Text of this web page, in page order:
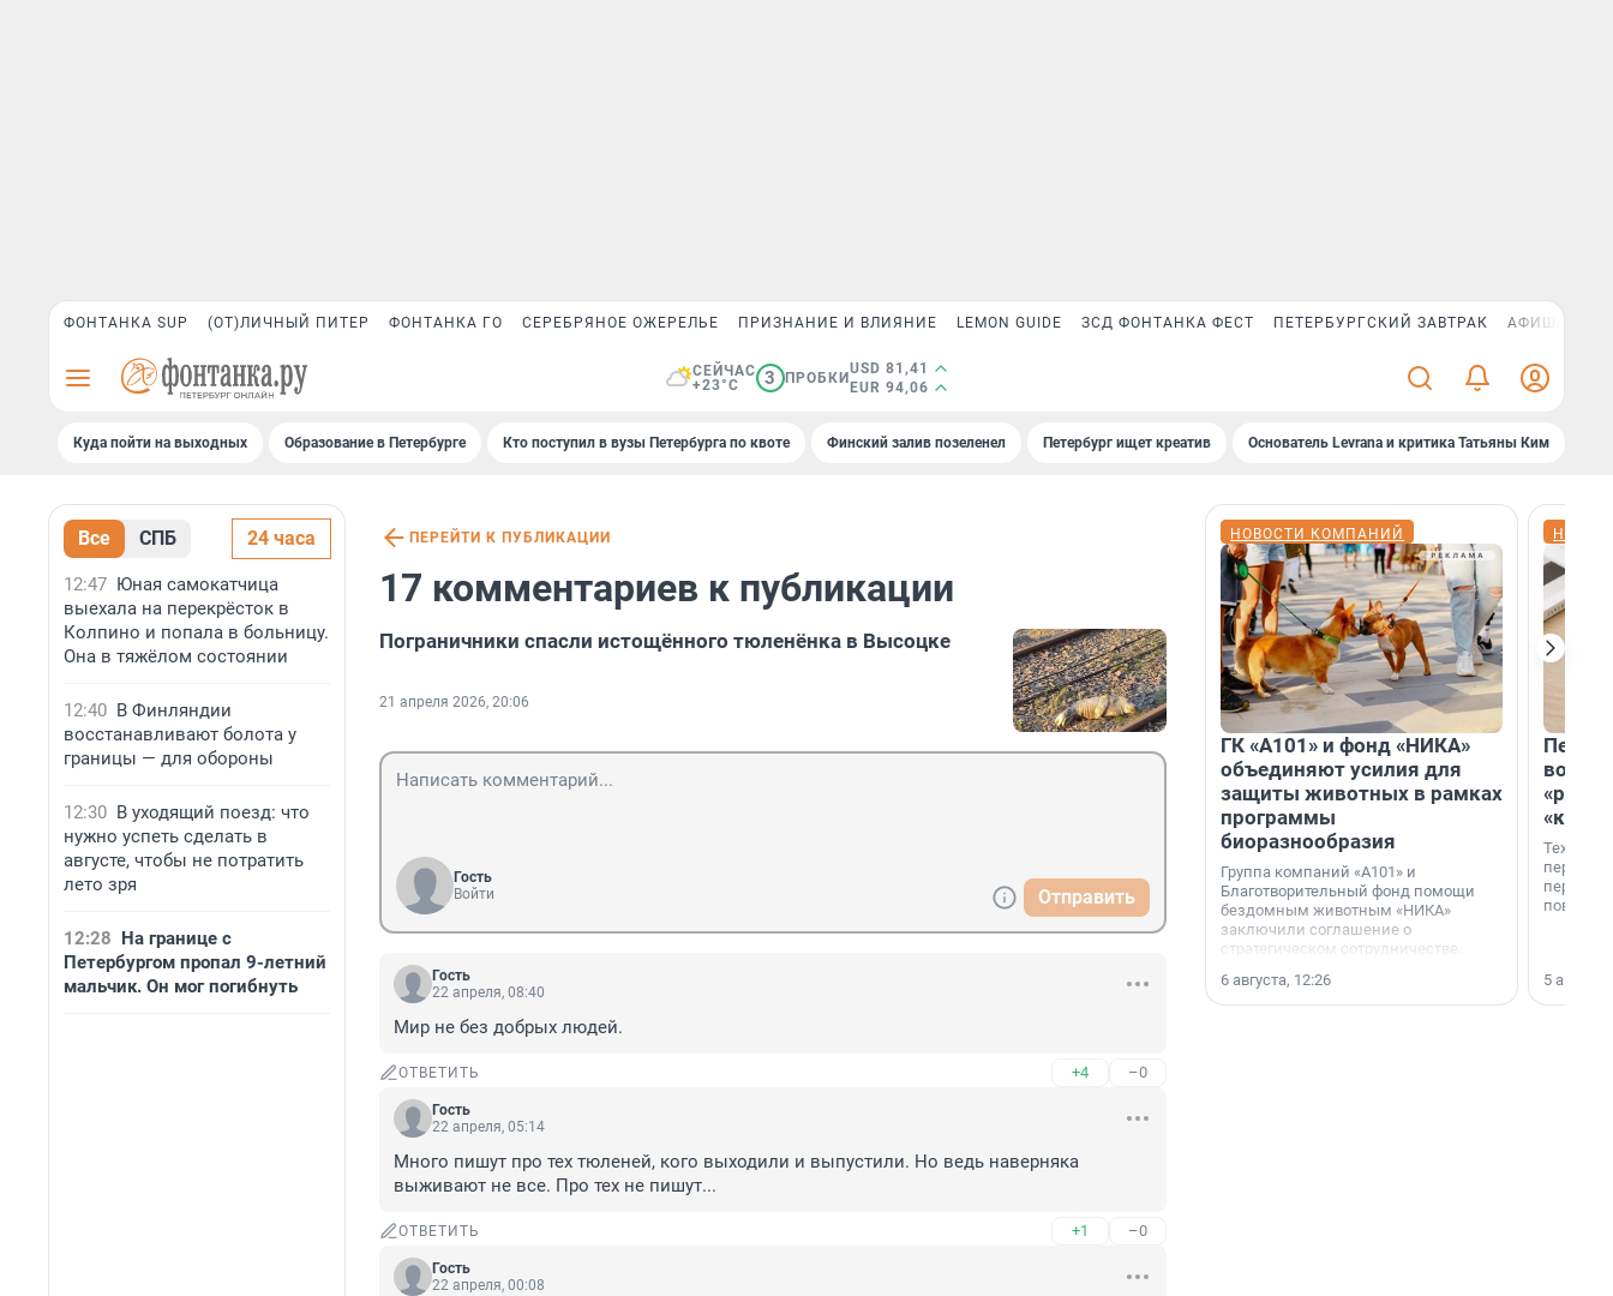
ФОНТАНКА SUP (ОТ)ЛИЧНЫЙ ПИТЕР ФОНТАНКА ГО СЕРЕБРЯНОЕ ОЖЕРЕЛЬЕ ПРИЗНАНИЕ И ВЛИЯНИЕ LEMON GUIDE ЗСД ФОНТАНКА ФЕСТ ПЕТЕРБУРГСКИЙ ЗАВТРАК АФИША PLUS
СЕЙЧАС
+23°C
3 ПРОБКИ
USD 81,41
EUR 94,06
Куда пойти на выходных Образование в Петербурге Кто поступил в вузы Петербурга по квоте Финский залив позеленел Петербург ищет креатив Основатель Levrana и критика Татьяны Ким
Все СПБ 24 часа
12:47 Юная самокатчица
выехала на перекрёсток в
Колпино и попала в больницу.
Она в тяжёлом состоянии
12:40 В Финляндии
восстанавливают болота у
границы — для обороны
12:30 В уходящий поезд: что
нужно успеть сделать в
августе, чтобы не потратить
лето зря
12:28 На границе с
Петербургом пропал 9-летний
мальчик. Он мог погибнуть
ПЕРЕЙТИ К ПУБЛИКАЦИИ
17 комментариев к публикации
Пограничники спасли истощённого тюленёнка в Высоцке
21 апреля 2026, 20:06
Гость
Войти
Отправить
Гость
22 апреля, 08:40
Мир не без добрых людей.
ОТВЕТИТЬ +4 –0
Гость
22 апреля, 05:14
Много пишут про тех тюленей, кого выходили и выпустили. Но ведь наверняка
выживают не все. Про тех не пишут...
ОТВЕТИТЬ +1 –0
Гость
22 апреля, 00:08
НОВОСТИ КОМПАНИЙ
ГК «А101» и фонд «НИКА»
объединяют усилия для
защиты животных в рамках
программы
биоразнообразия
Группа компаний «А101» и
Благотворительный фонд помощи
бездомным животным «НИКА»
заключили соглашение о
стратегическом сотрудничестве.
6 августа, 12:26
5